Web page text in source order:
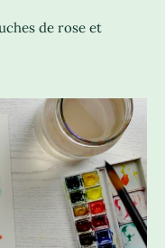
de rose et